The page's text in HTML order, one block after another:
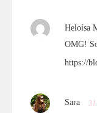
Heloísa
OMG!
https://
Sara 31